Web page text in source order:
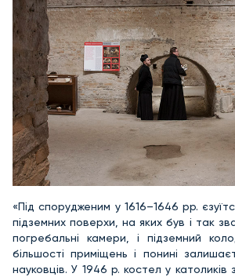
«Під спорудженим у 1616–1646 рр.
підземних поверхи, на яких був і так
погребальні камери, і підземний
більшості приміщень і понині
науковців. У 1946 р. костел у